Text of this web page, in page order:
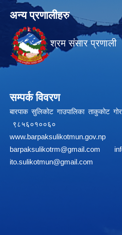
अन्य प्रणालीहरु
श्रम संसार प्रणाली
सम्पर्क विवरण
बारपाक सुलिकोट
www.barpaksulikotmun.gov.np
barpaksulikotrm@gmail.com
ito.sulikotmun@gmail.com